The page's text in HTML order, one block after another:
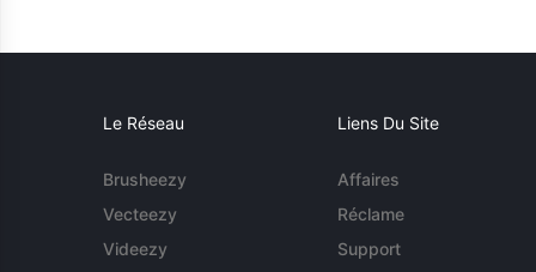
Le Réseau
Brusheezy
Vecteezy
Videezy
Liens Du Site
Affaires
Réclame
Support